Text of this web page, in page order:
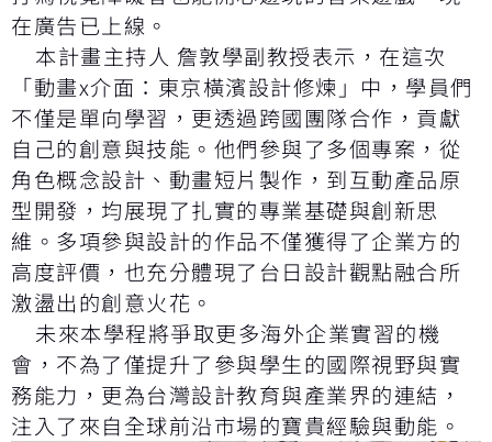
在廣告已上線。
本計畫主持人 詹敦學副教授表示，在這次
「動畫x介面：東京橫濱設計修煉」中，學員們
不僅是單向學習，更透過跨國團隊合作，貢獻
自己的創意與技能。他們參與了多個專案，從
角色概念設計、動畫短片製作，到互動產品原
型開發，均展現了扎實的專業基礎與創新思
維。多項參與設計的作品不僅獲得了企業方的
高度評價，也充分體現了台日設計觀點融合所
激盪出的創意火花。
未來本學程將爭取更多海外企業實習的機
會，不為了僅提升了參與學生的國際視野與實
務能力，更為台灣設計教育與產業界的連結，
注入了來自全球前沿市場的寶貴經驗與動能。